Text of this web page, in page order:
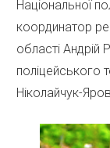
Національної
координатор
області Андрій
поліцейського
Ніколайчук-